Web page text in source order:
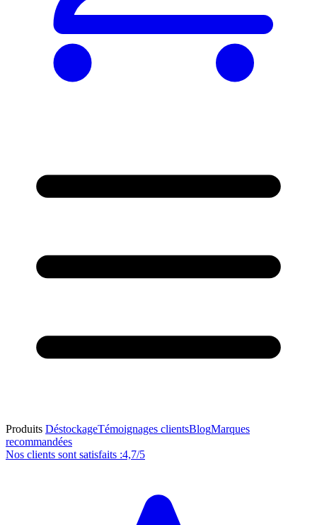
Produits DéstockageTémoignages clientsBlogMarques
recommandées
Nos clients sont satisfaits :4,7/5